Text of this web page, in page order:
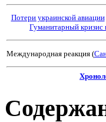
Потери украинской авиации
Гуманитарный кризис
Международная реакция (